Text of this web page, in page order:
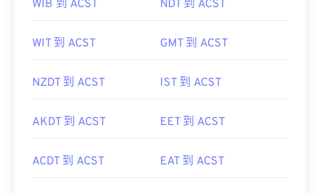
WIB 到 ACST NDT 到 ACST
WIT 到 ACST GMT 到 ACST
NZDT 到 ACST IST 到 ACST
AKDT 到 ACST EET 到 ACST
ACDT 到 ACST EAT 到 ACST